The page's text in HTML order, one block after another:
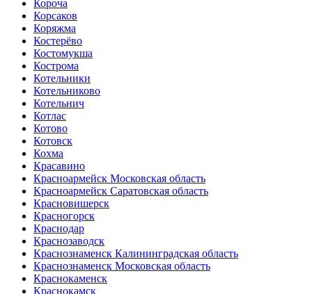
Короча
Корсаков
Коряжма
Костерёво
Костомукша
Кострома
Котельники
Котельниково
Котельнич
Котлас
Котово
Котовск
Кохма
Красавино
Красноармейск Московская область
Красноармейск Саратовская область
Красновишерск
Красногорск
Краснодар
Краснозаводск
Краснознаменск Калининградская область
Краснознаменск Московская область
Краснокаменск
Краснокамск